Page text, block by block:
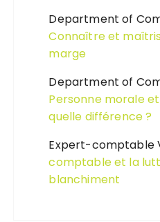
Department of
Connaître et
marge
Department of
Personne morale
quelle différence ?
Expert-comptable
comptable et la
blanchiment